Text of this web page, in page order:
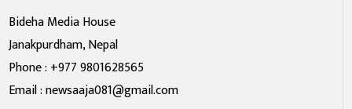
Bideha Media House
Janakpurdham, Nepal
Phone : +977 9801628565
Email : newsaaja081@gmail.com